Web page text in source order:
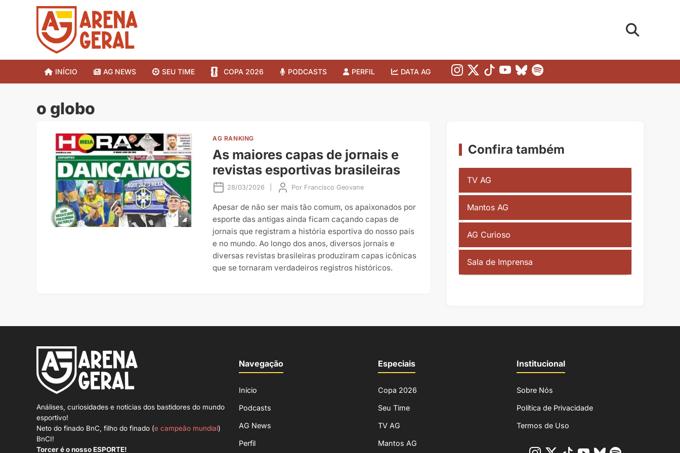
INÍCIO AG NEWS SEU TIME COPA 2026 PODCASTS PERFIL DATA AG
o globo
AG RANKING
As maiores capas de jornais e
revistas esportivas brasileiras
28/03/2026 Por Francisco Geovane
Apesar de não ser mais tão comum, os apaixonados por
esporte das antigas ainda ficam caçando capas de
jornais que registram a história esportiva do nosso país
e no mundo. Ao longo dos anos, diversos jornais e
diversas revistas brasileiras produziram capas icônicas
que se tornaram verdadeiros registros históricos.
Confira também
TV AG
Mantos AG
AG Curioso
Sala de Imprensa
Análises, curiosidades e notícias dos bastidores do mundo
esportivo!
Neto do finado BnC, filho do finado (e campeão mundial)
BnCI!
Torcer é o nosso ESPORTE!
Navegação
Início
Podcasts
AG News
Perfil
Especiais
Copa 2026
Seu Time
TV AG
Mantos AG
Institucional
Sobre Nós
Política de Privacidade
Termos de Uso